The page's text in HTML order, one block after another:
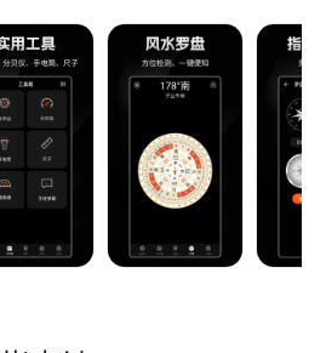
一目了然。
拔、气压、经纬度、地理位置、
变化，让您从容出行。
平、垂直方向倾斜度，随时随地
境的噪音水平，检测噪音噪声